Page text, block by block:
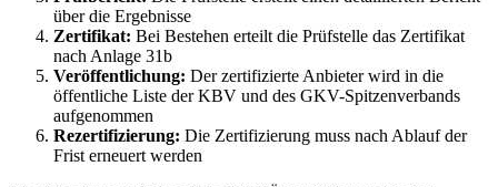
über die Ergebnisse
Zertifikat: Bei Bestehen erteilt die Prüfstelle das Zertifikat
nach Anlage 31b
Veröffentlichung: Der zertifizierte Anbieter wird in die
öffentliche Liste der KBV und des GKV-Spitzenverbands
aufgenommen
Rezertifizierung: Die Zertifizierung muss nach Ablauf der
Frist erneuert werden